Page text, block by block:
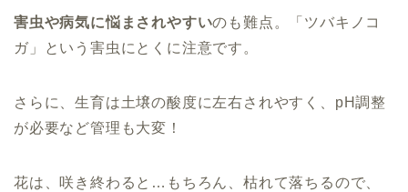
害虫や病気に悩まされやすいのも難点。
「ツバキノコ
ガ」という害虫にとくに注意です。
さらに、生育は土壌の酸度に左右されやすく、pH調整
が必要など管理も大変！
花は、咲き終わると…もちろん、枯れて落ちるので、